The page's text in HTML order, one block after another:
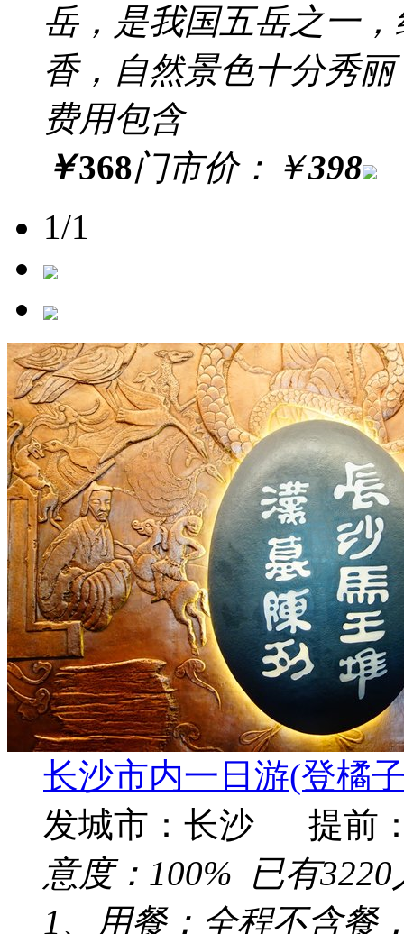
岳，是我国五岳之一
香，自然景色十分秀
费用包含
￥368门市价： ￥398
1/1
长沙市内一日游(登橘
发城市：长沙 提前
意度： 100% 已有3220
1、用餐：全程不含餐